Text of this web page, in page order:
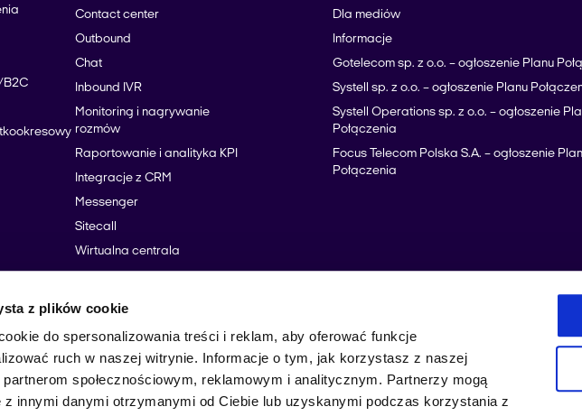
z plików cookie
do spersonalizowania treści i reklam, aby oferować funkcje
ruch w naszej witrynie. Informacje o tym, jak korzystasz z naszej
społecznościowym, reklamowym i analitycznym. Partnerzy mogą
z innymi danymi otrzymanymi od Ciebie lub uzyskanymi podczas korzystania z
B2C
Contact center
Outbound
Chat
Inbound IVR
Monitoring i nagrywanie
rozmów
Raportowanie i analityka KPI
Integracje z CRM
Messenger
Sitecall
Wirtualna centrala
Dla mediów
Informacje
Gotelecom sp. z o.o. – ogłoszenie Planu
Systell sp. z o.o. – ogłoszenie Planu
Systell Operations sp. z o.o. – ogłoszenie
Połączenia
Focus Telecom Polska S.A. – ogłoszenie
Połączenia